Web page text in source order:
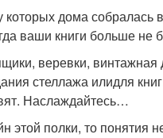
дома собралась
ваши книги больше не
веревки, винтажная
стеллажа илидля
Наслаждайтесь…
этой полки, то понятия